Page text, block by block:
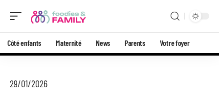
Côté enfants Maternité News Parents Votre foyer
29/01/2026